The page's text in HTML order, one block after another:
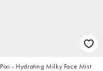
Pixi - Hydrating Milky Face Mist